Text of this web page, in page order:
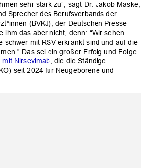
sehr stark zu”, sagt Dr. Jakob Maske,
Sprecher des Berufsverbands der
(BVKJ), der Deutschen Presse-
ihm das aber nicht, denn: “Wir sehen
schwer mit RSV erkrankt sind und auf die
Das sei ein großer Erfolg und Folge
mit Nirsevimab , die die Ständige
seit 2024 für Neugeborene und